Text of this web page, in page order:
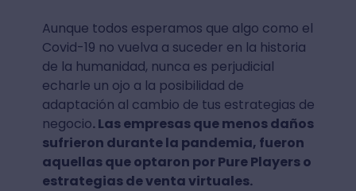
Aunque todos esperamos que algo como el
Covid-19 no vuelva a suceder en la historia
de la humanidad, nunca es perjudicial
echarle un ojo a la posibilidad de
adaptación al cambio de tus estrategias de
negocio. Las empresas que menos daños
sufrieron durante la pandemia, fueron
aquellas que optaron por Pure Players o
estrategias de venta virtuales.